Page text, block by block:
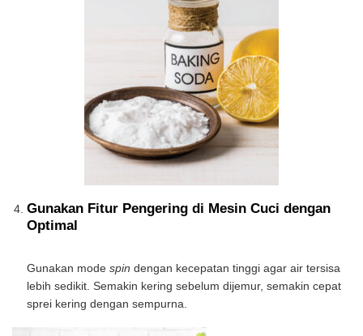
Gunakan Fitur Pengering di Mesin Cuci dengan
Optimal
Gunakan modespin dengan kecepatan tinggi agar air tersisa
lebih sedikit. Semakin kering sebelum dijemur, semakin cepat
sprei kering dengan sempurna.